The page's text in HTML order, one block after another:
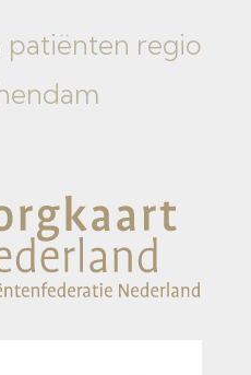
patiënten regio